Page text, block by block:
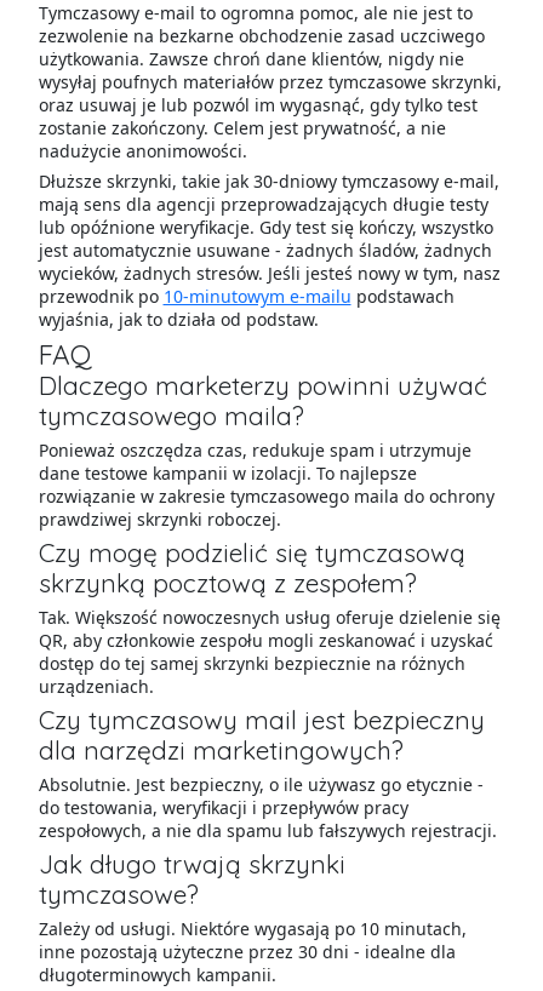
Tymczasowy e-mail to ogromna pomoc, ale nie jest to
zezwolenie na bezkarne obchodzenie zasad uczciwego
użytkowania. Zawsze chroń dane klientów, nigdy nie
wysyłaj poufnych materiałów przez tymczasowe skrzynki,
oraz usuwaj je lub pozwól im wygasnąć, gdy tylko test
zostanie zakończony. Celem jest prywatność, a nie
nadużycie anonimowości.
Dłuższe skrzynki, takie jak 30-dniowy tymczasowy e-mail,
mają sens dla agencji przeprowadzających długie testy
lub opóźnione weryfikacje. Gdy test się kończy, wszystko
jest automatycznie usuwane - żadnych śladów, żadnych
wycieków, żadnych stresów. Jeśli jesteś nowy w tym, nasz
przewodnik po 10-minutowym e-mailu podstawach
wyjaśnia, jak to działa od podstaw.
FAQ
Dlaczego marketerzy powinni używać
tymczasowego maila?
Ponieważ oszczędza czas, redukuje spam i utrzymuje
dane testowe kampanii w izolacji. To najlepsze
rozwiązanie w zakresie tymczasowego maila do ochrony
prawdziwej skrzynki roboczej.
Czy mogę podzielić się tymczasową
skrzynką pocztową z zespołem?
Tak. Większość nowoczesnych usług oferuje dzielenie się
QR, aby członkowie zespołu mogli zeskanować i uzyskać
dostęp do tej samej skrzynki bezpiecznie na różnych
urządzeniach.
Czy tymczasowy mail jest bezpieczny
dla narzędzi marketingowych?
Absolutnie. Jest bezpieczny, o ile używasz go etycznie -
do testowania, weryfikacji i przepływów pracy
zespołowych, a nie dla spamu lub fałszywych rejestracji.
Jak długo trwają skrzynki
tymczasowe?
Zależy od usługi. Niektóre wygasają po 10 minutach,
inne pozostają użyteczne przez 30 dni - idealne dla
długoterminowych kampanii.